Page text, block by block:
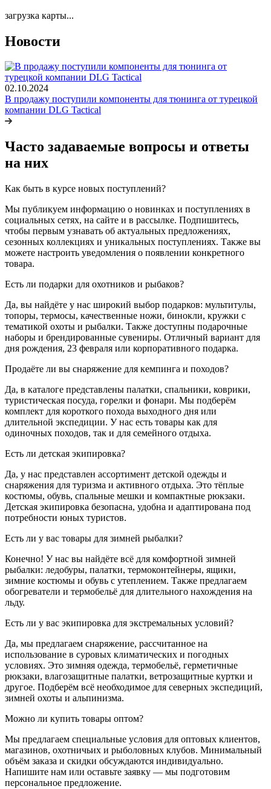
загрузка карты...
Новости
02.10.2024
В продажу поступили компоненты для тюнинга от турецкой
компании DLG Tactical
Часто задаваемые вопросы и ответы
на них
Как быть в курсе новых поступлений?
Мы публикуем информацию о новинках и поступлениях в
социальных сетях, на сайте и в рассылке. Подпишитесь,
чтобы первым узнавать об актуальных предложениях,
сезонных коллекциях и уникальных поступлениях. Также вы
можете настроить уведомления о появлении конкретного
товара.
Есть ли подарки для охотников и рыбаков?
Да, вы найдёте у нас широкий выбор подарков: мультитулы,
топоры, термосы, качественные ножи, бинокли, кружки с
тематикой охоты и рыбалки. Также доступны подарочные
наборы и брендированные сувениры. Отличный вариант для
дня рождения, 23 февраля или корпоративного подарка.
Продаёте ли вы снаряжение для кемпинга и походов?
Да, в каталоге представлены палатки, спальники, коврики,
туристическая посуда, горелки и фонари. Мы подберём
комплект для короткого похода выходного дня или
длительной экспедиции. У нас есть товары как для
одиночных походов, так и для семейного отдыха.
Есть ли детская экипировка?
Да, у нас представлен ассортимент детской одежды и
снаряжения для туризма и активного отдыха. Это тёплые
костюмы, обувь, спальные мешки и компактные рюкзаки.
Детская экипировка безопасна, удобна и адаптирована под
потребности юных туристов.
Есть ли у вас товары для зимней рыбалки?
Конечно! У нас вы найдёте всё для комфортной зимней
рыбалки: ледобуры, палатки, термоконтейнеры, ящики,
зимние костюмы и обувь с утеплением. Также предлагаем
обогреватели и термобельё для длительного нахождения на
льду.
Есть ли у вас экипировка для экстремальных условий?
Да, мы предлагаем снаряжение, рассчитанное на
использование в суровых климатических и погодных
условиях. Это зимняя одежда, термобельё, герметичные
рюкзаки, влагозащитные палатки, ветрозащитные куртки и
другое. Подберём всё необходимое для северных экспедиций,
зимней охоты и альпинизма.
Можно ли купить товары оптом?
Мы предлагаем специальные условия для оптовых клиентов,
магазинов, охотничьих и рыболовных клубов. Минимальный
объём заказа и скидки обсуждаются индивидуально.
Напишите нам или оставьте заявку — мы подготовим
персональное предложение.